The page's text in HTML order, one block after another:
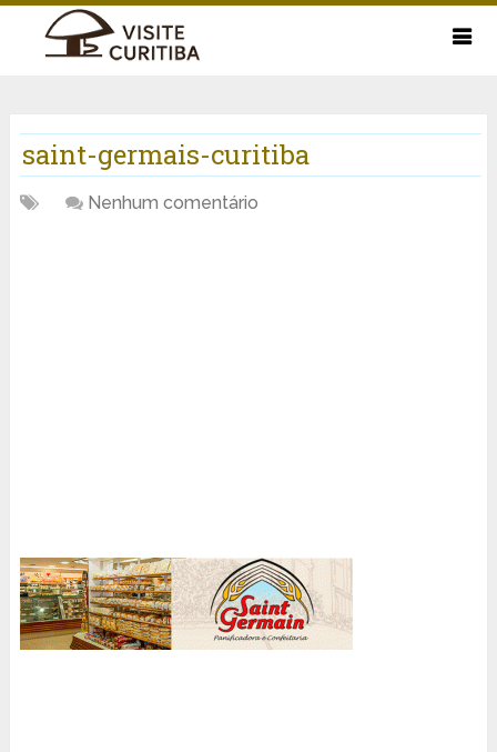
saint-germais-curitiba
Nenhum comentário